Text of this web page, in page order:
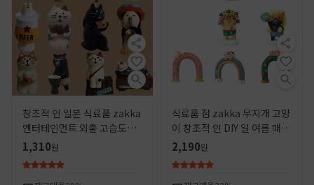
창조적 인 일본 식료품 zakka
엔터테인먼트 외출 고슴도치
독서 고양이 차이 개 새해 수지
장식품
1,310원
식료품 점 zakka 무지개 고양
이 창조적 인 DIY 일 여름 매화
비 in 수지 공예 작은 장식품
2,190원